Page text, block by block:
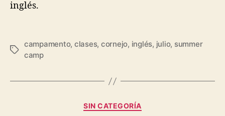
inglés.
campamento, clases, cornejo, inglés, julio, summer
camp
SIN CATEGORÍA